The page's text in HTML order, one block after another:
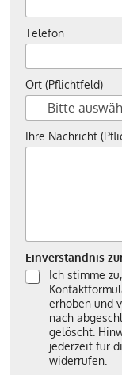
Telefon
Ort (Pflichtfeld)
Ihre Nachricht
Einverständnis
Ich stimme
erhoben und
nach
gelöscht.
jederzeit für
widerrufen.